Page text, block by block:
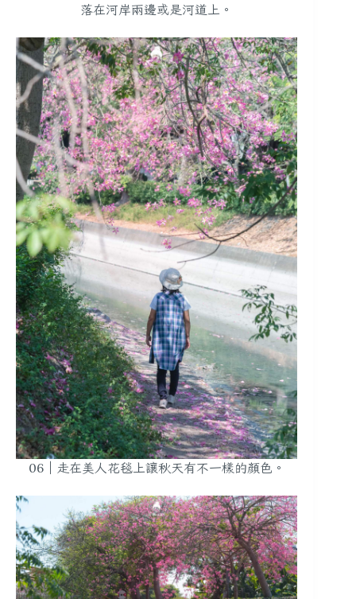
落在河岸兩邊或是河道上。
06｜走在美人花毯上讓秋天有不一樣的顏色。